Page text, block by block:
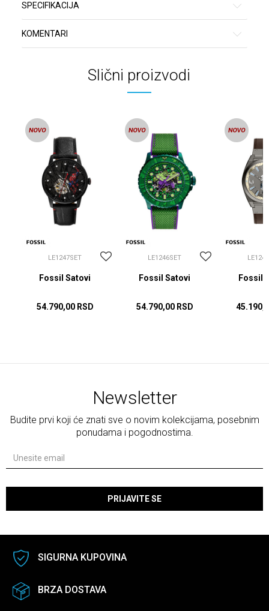
SPECIFIKACIJA
KOMENTARI
Slični proizvodi
LE1247SET
Fossil Satovi
54.790,00 RSD
LE1246SET
Fossil Satovi
54.790,00 RSD
Fossil
Newsletter
Budite prvi koji će znati sve o novim kolekcijama, posebnim
ponudama i pogodnostima.
PRIJAVITE SE
SIGURNA KUPOVINA
BRZA DOSTAVA